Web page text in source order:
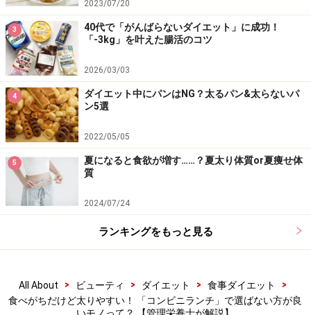
パク質がとれるものを選びましょう。スープはワカメや
もずくなど海藻類がとれるものを選ぶとミネラルを補う
ことができます。
3. 冷やし中華
主食の麺とハムや卵、チャーシューなどの主菜、きゅう
りやトマト、きくらげなどの副菜が1つでとれるメニュ
ーです。油で調理されていないので脂質も抑えることが
できます。夏場しか登場しないので、それ以外の季節で
はちゃんぽん麺やサラダパスタなど肉や野菜などの具材
がたくさん摂れる麺類を選ぶと良いでしょう。
コンビニランチは選び方次第で、健康に役立たせること
いきましょう。
2023/07/20
3
40代で「がんばらないダイエット」に成功！
「-3kg」を叶えた腸活のコツ
2026/03/03
4
ダイエット中にパンはNG？太るパン&太らないパ
ン5選
2022/05/05
5
夏になると食欲が増す……？夏太り体質or夏痩せ体
質
2024/07/24
ランキングをもっと見る
All About > ビューティ > ダイエット > 食事ダイエット
>
食べがちだけど太りやすい！ 「コンビニランチ」で選ばない方が良